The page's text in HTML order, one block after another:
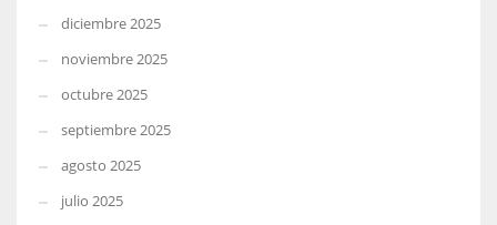
diciembre 2025
noviembre 2025
octubre 2025
septiembre 2025
agosto 2025
julio 2025